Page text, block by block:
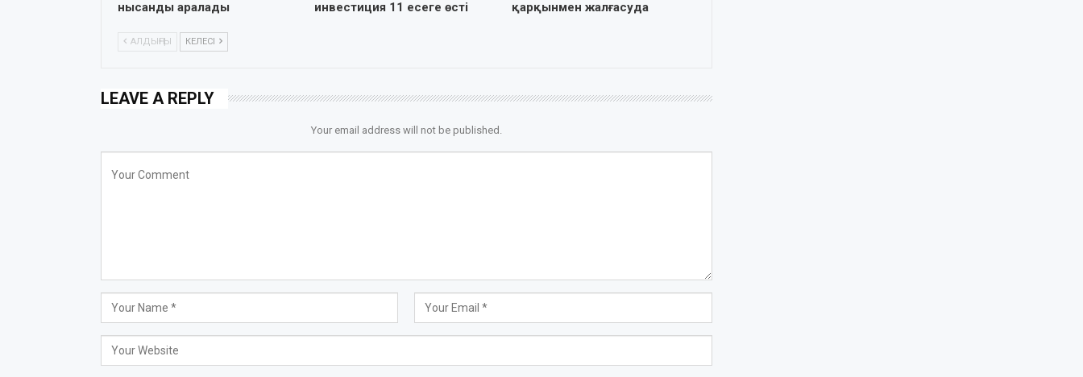
нысанды аралады
инвестиция 11 есеге өсті
қарқынмен жалғасуда
АЛДЫҢҒЫ КЕЛЕСІ
LEAVE A REPLY
Your email address will not be published.